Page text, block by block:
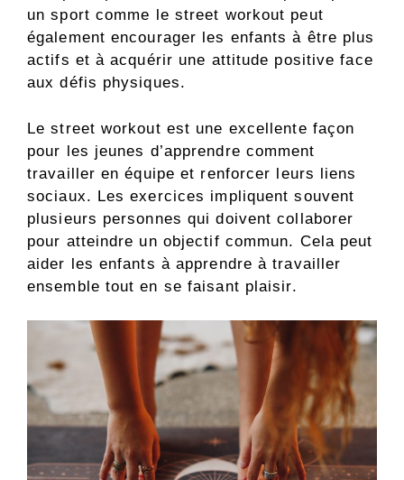
un sport comme le street workout peut
également encourager les enfants à être plus
actifs et à acquérir une attitude positive face
aux défis physiques.
Le street workout est une excellente façon
pour les jeunes d’apprendre comment
travailler en équipe et renforcer leurs liens
sociaux. Les exercices impliquent souvent
plusieurs personnes qui doivent collaborer
pour atteindre un objectif commun. Cela peut
aider les enfants à apprendre à travailler
ensemble tout en se faisant plaisir.